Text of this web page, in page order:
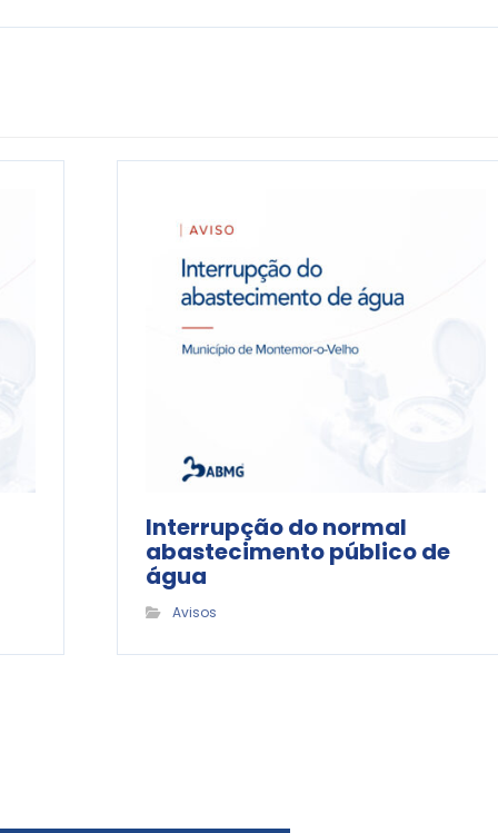
Interrupção do normal
abastecimento público de
água
Avisos